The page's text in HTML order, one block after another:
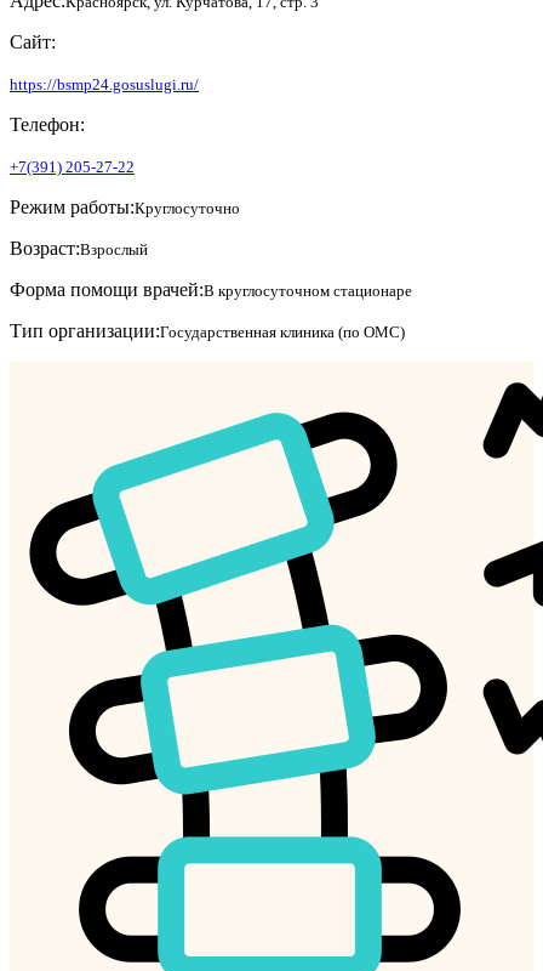
Сайт:
https://bsmp24.gosuslugi.ru/
Телефон:
+7(391) 205-27-22
Режим работы:Круглосуточно
Возраст:Взрослый
Форма помощи врачей:В круглосуточном стационаре
Тип организации:Государственная клиника (по ОМС)